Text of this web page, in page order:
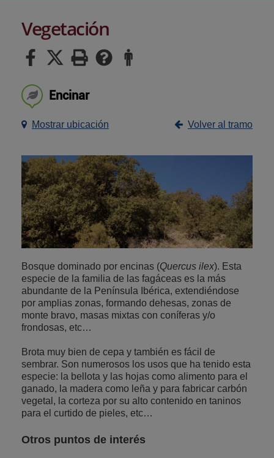
Vegetación
Encinar
Mostrar ubicación Volver al tramo
Bosque dominado por encinas (Quercus ilex). Esta
especie de la familia de las fagáceas es la más
abundante de la Península Ibérica, extendiéndose
por amplias zonas, formando dehesas, zonas de
monte bravo, masas mixtas con coníferas y/o
frondosas, etc…
Brota muy bien de cepa y también es fácil de
sembrar. Son numerosos los usos que ha tenido esta
especie: la bellota y las hojas como alimento para el
ganado, la madera como leña y para fabricar carbón
vegetal, la corteza por su alto contenido en taninos
para el curtido de pieles, etc…
Otros puntos de interés